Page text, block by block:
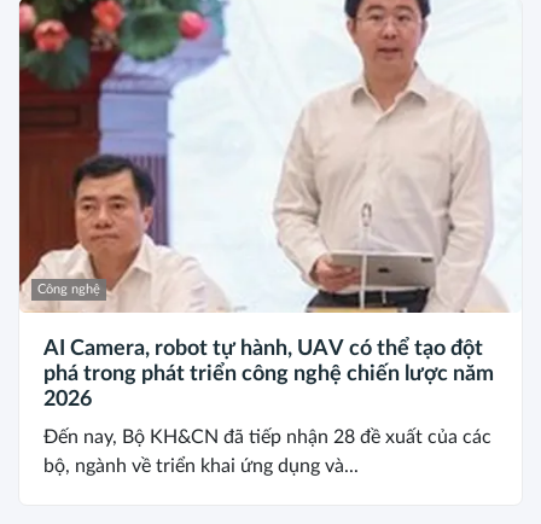
Công nghệ
AI Camera, robot tự hành, UAV có thể tạo đột
phá trong phát triển công nghệ chiến lược năm
2026
Đến nay, Bộ KH&CN đã tiếp nhận 28 đề xuất của các
bộ, ngành về triển khai ứng dụng và...